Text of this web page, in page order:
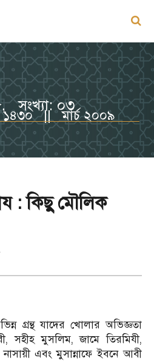
সংখ্যা: ০৩
১৪৩০ || মার্চ ২০০৯
: কিছু মৌলিক
গ্রন্থ যাদের খোলার অভিজ্ঞতা
সহীহ মুসলিম, জামে তিরমিযী,
এবং মুসান্নাফে ইবনে আবী